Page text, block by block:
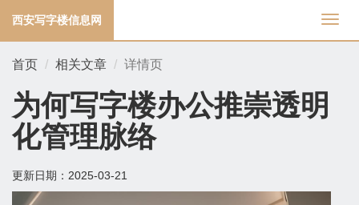
切
换
西安写字楼信息网
首页 相关文章 详情页
为何写字楼办公推崇透明
化管理脉络
更新日期： 2025-03-21